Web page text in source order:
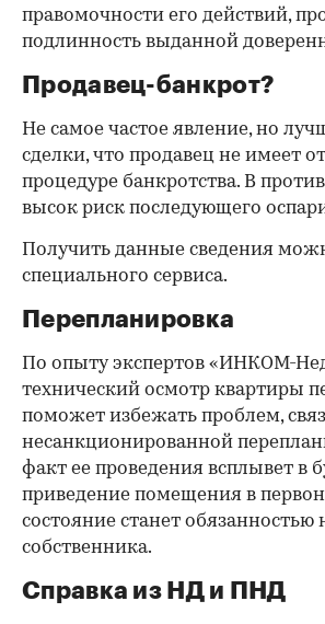
правомочности его действий,
подлинность выданной
Продавец-банкрот?
Не самое частое явление, но
сделки, что продавец не имеет
процедуре банкротства. В
высок риск последующего
Получить данные сведения
специального сервиса.
Перепланировка
По опыту экспертов «ИНКОМ-
технический осмотр квартиры
поможет избежать проблем,
несанкционированной
факт ее проведения всплывет в
приведение помещения в
состояние станет обязанностью
собственника.
Справка из НД и ПНД